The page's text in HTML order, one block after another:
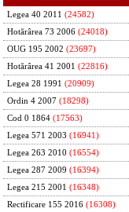
Legea 40 2011 (24582)
Hotărârea 73 2006 (24018)
OUG 195 2002 (23697)
Hotărârea 41 2001 (22816)
Legea 28 1991 (20909)
Ordin 4 2007 (18298)
Cod 0 1864 (17563)
Legea 571 2003 (16941)
Legea 263 2010 (16554)
Legea 287 2009 (16394)
Legea 215 2001 (16348)
Rectificare 155 2016 (16308)